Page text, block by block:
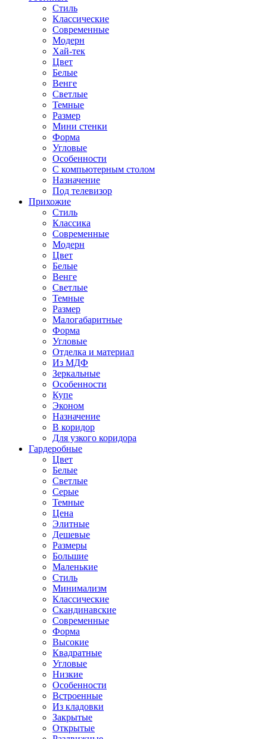
Стиль
Классические
Современные
Модерн
Хай-тек
Цвет
Белые
Венге
Светлые
Темные
Размер
Мини стенки
Форма
Угловые
Особенности
С компьютерным столом
Назначение
Под телевизор
Прихожие
Стиль
Классика
Современные
Модерн
Цвет
Белые
Венге
Светлые
Темные
Размер
Малогабаритные
Форма
Угловые
Отделка и материал
Из МДФ
Зеркальные
Особенности
Купе
Эконом
Назначение
В коридор
Для узкого коридора
Гардеробные
Цвет
Белые
Светлые
Серые
Темные
Цена
Элитные
Дешевые
Размеры
Большие
Маленькие
Стиль
Минимализм
Классические
Скандинавские
Современные
Форма
Высокие
Квадратные
Угловые
Низкие
Особенности
Встроенные
Из кладовки
Закрытые
Открытые